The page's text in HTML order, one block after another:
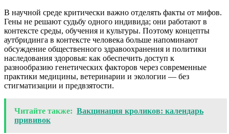
В научной среде критически важно отделять факты от мифов.
Гены не решают судьбу одного индивида; они работают в
контексте среды, обучения и культуры. Поэтому концепты
аутбридинга в контексте человека больше напоминают
обсуждение общественного здравоохранения и политики
наследования здоровья: как обеспечить доступ к
разнообразию генетических факторов через современные
практики медицины, ветеринарии и экологии — без
стигматизации и предвзятости.
Читайте также: Вакцинация кроликов: календарь
прививок